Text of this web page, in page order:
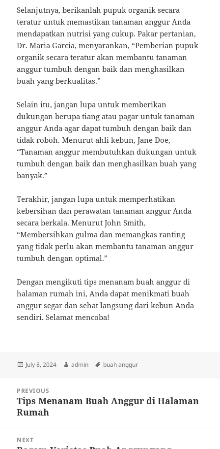
Selanjutnya, berikanlah pupuk organik secara
teratur untuk memastikan tanaman anggur Anda
mendapatkan nutrisi yang cukup. Pakar pertanian,
Dr. Maria Garcia, menyarankan, “Pemberian pupuk
organik secara teratur akan membantu tanaman
anggur tumbuh dengan baik dan menghasilkan
buah yang berkualitas.”
Selain itu, jangan lupa untuk memberikan
dukungan berupa tiang atau pagar untuk tanaman
anggur Anda agar dapat tumbuh dengan baik dan
tidak roboh. Menurut ahli kebun, Jane Doe,
“Tanaman anggur membutuhkan dukungan untuk
tumbuh dengan baik dan menghasilkan buah yang
banyak.”
Terakhir, jangan lupa untuk memperhatikan
kebersihan dan perawatan tanaman anggur Anda
secara berkala. Menurut John Smith,
“Membersihkan gulma dan memangkas ranting
yang tidak perlu akan membantu tanaman anggur
tumbuh dengan optimal.”
Dengan mengikuti tips menanam buah anggur di
halaman rumah ini, Anda dapat menikmati buah
anggur segar dan sehat langsung dari kebun Anda
sendiri. Selamat mencoba!
Posted
July 8, 2024 Author
admin Tags
buah anggur
navigation
PREVIOUS
Previous
post:
Tips Menanam Buah Anggur di Halaman
Rumah
NEXT